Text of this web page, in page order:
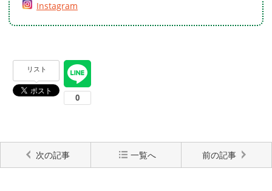
Instagram
リスト
次の記事 一覧へ 前の記事